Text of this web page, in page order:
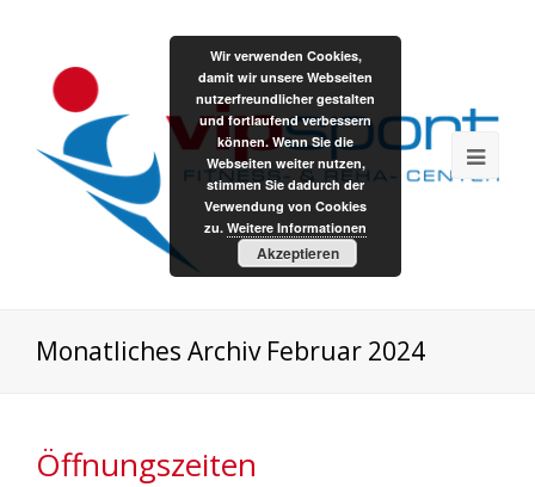
Monatliches Archiv Februar 2024
Öffnungszeiten
Wir verwenden Cookies,
damit wir unsere Webseiten
nutzerfreundlicher gestalten
und fortlaufend verbessern
können. Wenn Sie die
Webseiten weiter nutzen,
stimmen Sie dadurch der
Verwendung von Cookies
zu. Weitere Informationen
Akzeptieren